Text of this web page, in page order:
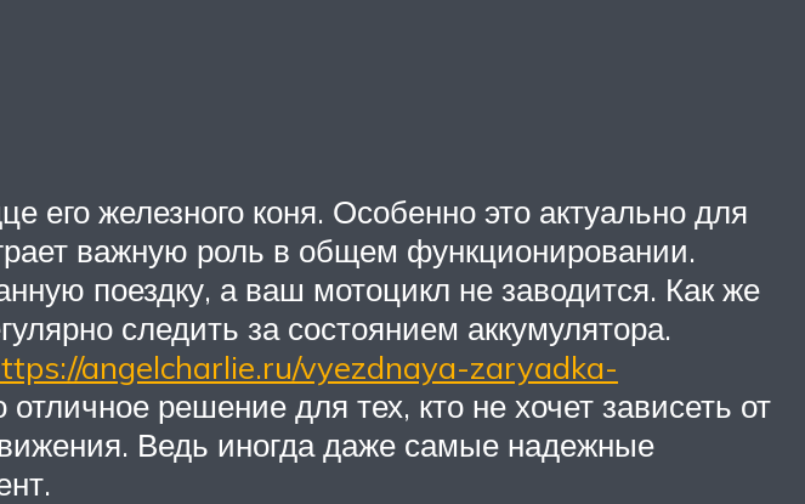
его железного коня. Особенно это актуально для
важную роль в общем функционировании.
поездку, а ваш мотоцикл не заводится. Как же
следить за состоянием аккумулятора.
angelcharlie.ru/vyezdnaya-zaryadka-
решение для тех, кто не хочет зависеть от
Ведь иногда даже самые надежные